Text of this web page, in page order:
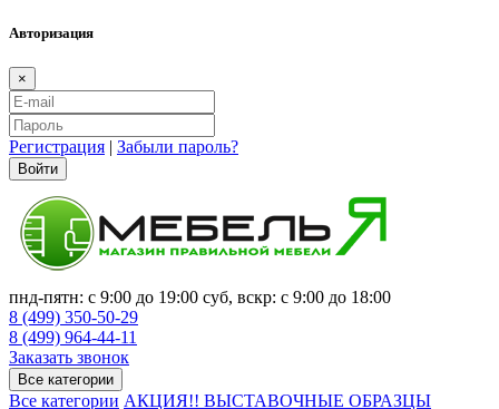
Авторизация
×
Регистрация | Забыли пароль?
Войти
пнд-пятн: с 9:00 до 19:00 суб, вскр: с 9:00 до 18:00
8 (499) 350-50-29
8 (499) 964-44-11
Заказать звонок
Все категории
Все категории АКЦИЯ!! ВЫСТАВОЧНЫЕ ОБРАЗЦЫ